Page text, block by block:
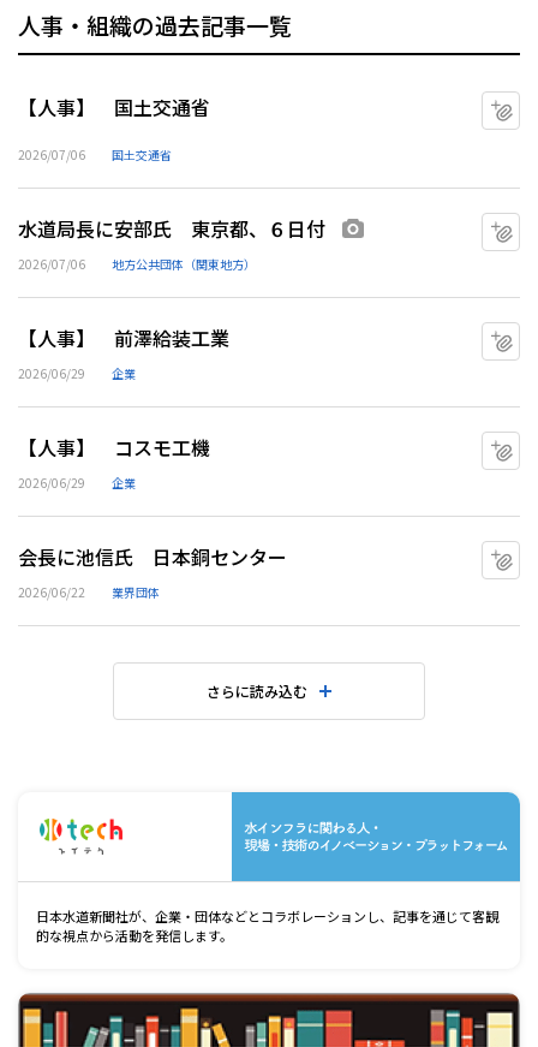
人事・組織の過去記事一覧
【人事】 国土交通省
2026/07/06 国土交通省
水道局長に安部氏 東京都、６日付
2026/07/06 地方公共団体（関東地方）
【人事】 前澤給装工業
2026/06/29 企業
【人事】 コスモ工機
2026/06/29 企業
会長に池信氏 日本銅センター
2026/06/22 業界団体
さらに読み込む
日本水道新聞社が、企業・団体などとコラボレーションし、記事を通じて客観
的な視点から活動を発信します。